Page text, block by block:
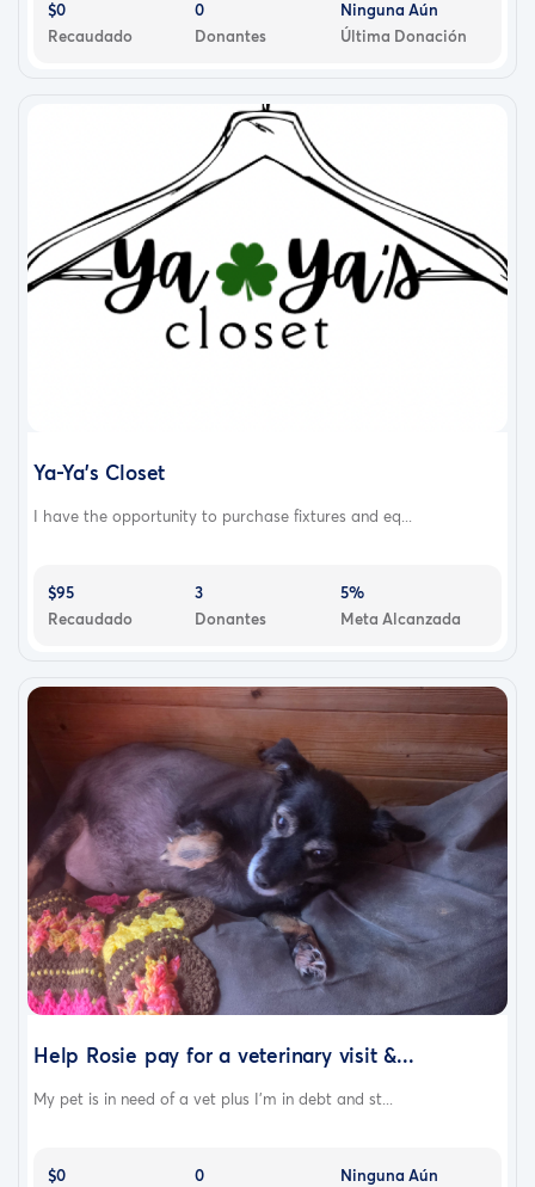
$0
Recaudado
0
Donantes
Ninguna Aún
Última Donación
Ya-Ya’s Closet
I have the opportunity to purchase fixtures and eq...
$95
Recaudado
3
Donantes
5%
Meta Alcanzada
Help Rosie pay for a veterinary visit &...
My pet is in need of a vet plus I'm in debt and st...
$0
0
Ninguna Aún